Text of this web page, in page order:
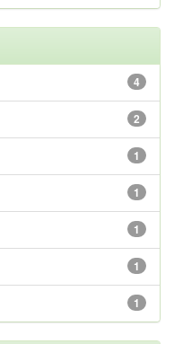
4
2
1
1
1
1
1